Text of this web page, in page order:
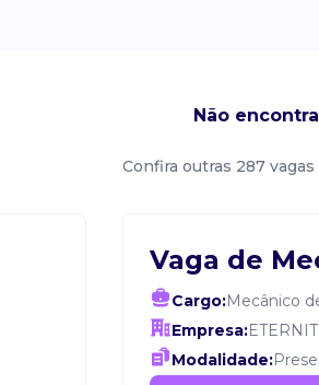
Não
Confira outras 287
Vaga de
Cargo:Mecânico
Empresa:
Modalidade: